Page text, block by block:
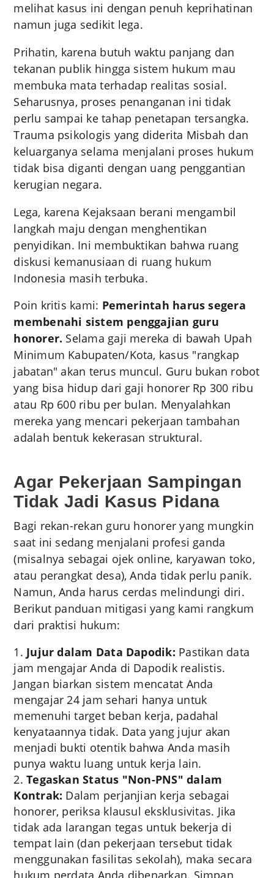
melihat kasus ini dengan penuh keprihatinan
namun juga sedikit lega.
Prihatin, karena butuh waktu panjang dan
tekanan publik hingga sistem hukum mau
membuka mata terhadap realitas sosial.
Seharusnya, proses penanganan ini tidak
perlu sampai ke tahap penetapan tersangka.
Trauma psikologis yang diderita Misbah dan
keluarganya selama menjalani proses hukum
tidak bisa diganti dengan uang penggantian
kerugian negara.
Lega, karena Kejaksaan berani mengambil
langkah maju dengan menghentikan
penyidikan. Ini membuktikan bahwa ruang
diskusi kemanusiaan di ruang hukum
Indonesia masih terbuka.
Poin kritis kami: Pemerintah harus segera
membenahi sistem penggajian guru
honorer. Selama gaji mereka di bawah Upah
Minimum Kabupaten/Kota, kasus "rangkap
jabatan" akan terus muncul. Guru bukan robot
yang bisa hidup dari gaji honorer Rp 300 ribu
atau Rp 600 ribu per bulan. Menyalahkan
mereka yang mencari pekerjaan tambahan
adalah bentuk kekerasan struktural.
Agar Pekerjaan Sampingan
Tidak Jadi Kasus Pidana
Bagi rekan-rekan guru honorer yang mungkin
saat ini sedang menjalani profesi ganda
(misalnya sebagai ojek online, karyawan toko,
atau perangkat desa), Anda tidak perlu panik.
Namun, Anda harus cerdas melindungi diri.
Berikut panduan mitigasi yang kami rangkum
dari praktisi hukum:
Jujur dalam Data Dapodik: Pastikan data
jam mengajar Anda di Dapodik realistis.
Jangan biarkan sistem mencatat Anda
mengajar 24 jam sehari hanya untuk
memenuhi target beban kerja, padahal
kenyataannya tidak. Data yang jujur akan
menjadi bukti otentik bahwa Anda masih
punya waktu luang untuk kerja lain.
Tegaskan Status "Non-PNS" dalam
Kontrak: Dalam perjanjian kerja sebagai
honorer, periksa klausul eksklusivitas. Jika
tidak ada larangan tegas untuk bekerja di
tempat lain (dan pekerjaan tersebut tidak
menggunakan fasilitas sekolah), maka secara